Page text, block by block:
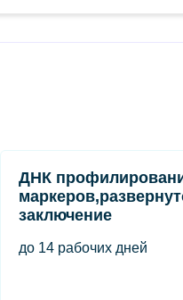
ДНК
заключение
до 14 рабочих дней